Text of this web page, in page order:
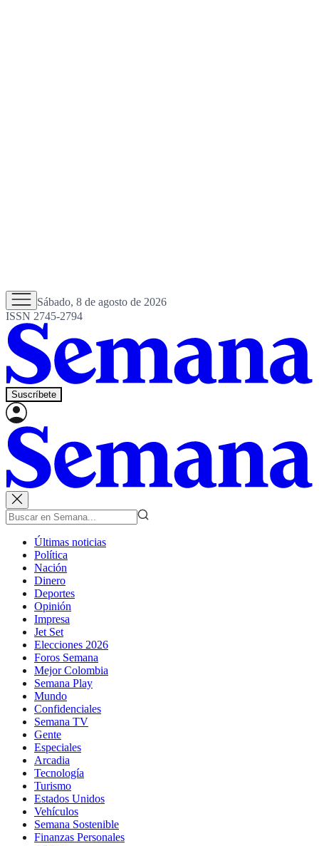
Sábado, 8 de agosto de 2026
ISSN 2745-2794
Suscríbete
Últimas noticias
Política
Nación
Dinero
Deportes
Opinión
Impresa
Jet Set
Elecciones 2026
Foros Semana
Mejor Colombia
Semana Play
Mundo
Confidenciales
Semana TV
Gente
Especiales
Arcadia
Tecnología
Turismo
Estados Unidos
Vehículos
Semana Sostenible
Finanzas Personales